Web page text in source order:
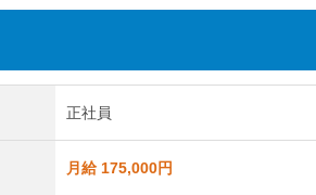
正社員
月給 175,000円